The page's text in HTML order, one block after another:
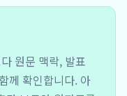
원문 맥락, 발표
께 확인합니다. 아